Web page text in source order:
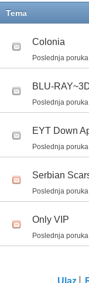
Tema
Colonia
Poslednja
BLU-
Poslednja
EYT Down
Poslednja
Serbian
Poslednja
Only VIP
Poslednja
Ulaz